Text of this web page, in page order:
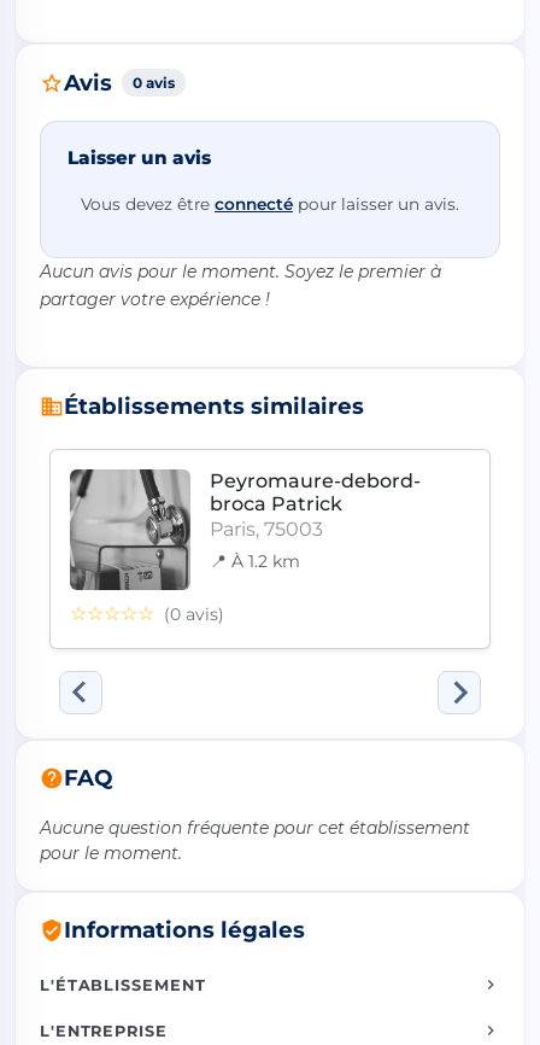
Avis 0 avis
Laisser un avis
Vous devez être connecté pour laisser un avis.
Aucun avis pour le moment. Soyez le premier à
partager votre expérience !
Établissements similaires
Peyromaure-debord-
broca Patrick
Paris, 75003
📍 À 1.2 km
☆☆☆☆☆ (0 avis)
FAQ
Aucune question fréquente pour cet établissement
pour le moment.
Informations légales
L'ÉTABLISSEMENT
L'ENTREPRISE